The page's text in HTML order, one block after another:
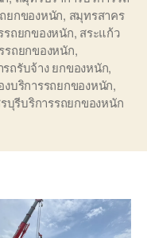
ยกของหนัก, สมุทรสาคร
รถยกของหนัก, สระแก้ว
รถยกของหนัก,
รถรับจ้าง ยกของหนัก,
งบริการรถยกของหนัก,
บุรีบริการรถยกของหนัก